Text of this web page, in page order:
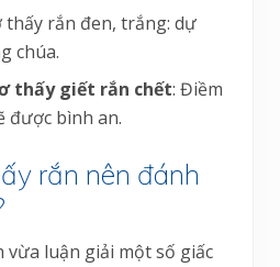
thấy rắn đen, trắng: dự
chúa.
thấy giết rắn chết: Điềm
được bình an.
rắn nên đánh
vừa luận giải một số giấc